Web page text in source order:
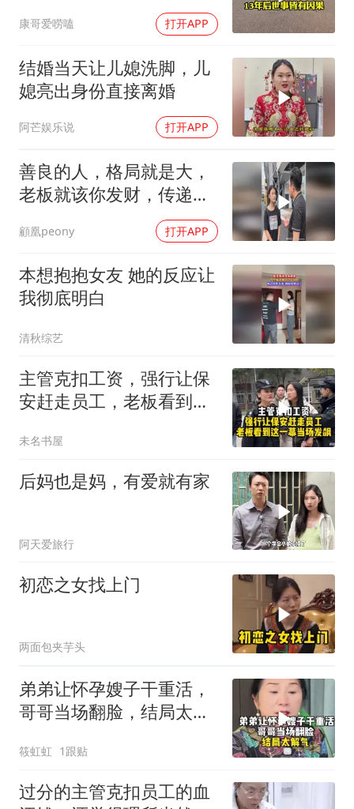
康哥爱唠嗑 打开APP
结婚当天让儿媳洗脚，儿
媳亮出身份直接离婚
阿芒娱乐说 打开APP
善良的人，格局就是大，
老板就该你发财，传递正
顧凰peony 打开APP
本想抱抱女友 她的反应让
我彻底明白
清秋综艺
主管克扣工资，强行让保
安赶走员工，老板看到这
未名书屋
后妈也是妈，有爱就有家
阿天爱旅行
初恋之女找上门
两面包夹芋头
弟弟让怀孕嫂子干重活，
哥哥当场翻脸，结局太解
筱虹虹 1跟贴
过分的主管克扣员工的血